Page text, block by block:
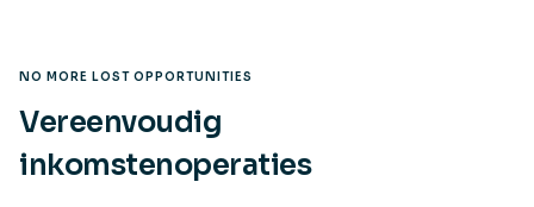
NO MORE LOST OPPORTUNITIES
Vereenvoudig
inkomstenoperaties